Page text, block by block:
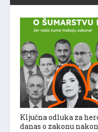
Ključna odluka za
danas o zakonu